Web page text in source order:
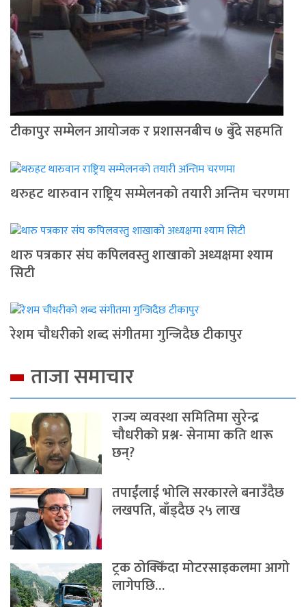
टीकापुर सम्मेलन आयोजक र प्रशासनबीच ७ बुँदे सहमति
थरुहट थारुवान राष्ट्रिय सम्मेलनको तयारी अन्तिम चरणमा
थारु पत्रकार संघ कपिलवस्तु शाखाको अध्यक्षमा श्याम
सिटी
रेशम चौधरीको शब्द संगीतमा गुन्जिदैछ टीकापुर
ताजा समाचार
राज्य व्यवस्था समितिमा सुरेन्द्र
चौधरीको प्रश्न- सेनामा कति थारू
छन्?
तपाईंलाई भोलि सरकारले बनाउँदैछ
लखपति, बाँड्दैछ २५ लाख
ट्रक ठोक्किँदा मोटरसाइकलमा आगो
लागेपछि…